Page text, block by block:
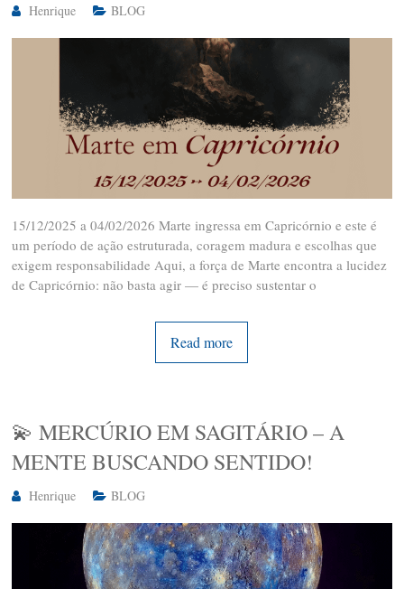
Henrique BLOG
15/12/2025 a 04/02/2026 Marte ingressa em Capricórnio e este é
um período de ação estruturada, coragem madura e escolhas que
exigem responsabilidade Aqui, a força de Marte encontra a lucidez
de Capricórnio: não basta agir — é preciso sustentar o
Read more
💫 MERCÚRIO EM SAGITÁRIO – A
MENTE BUSCANDO SENTIDO!
Henrique BLOG